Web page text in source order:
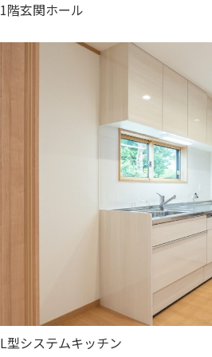
1階玄関ホール
L型システムキッチン